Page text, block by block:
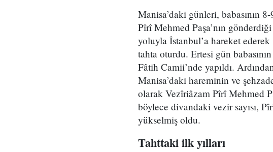
Manisa’daki günleri, babasının
Pîrî Mehmed Paşa’nın
yoluyla İstanbul’a hareket
tahta oturdu. Ertesi gün
Fâtih Camii’nde yapıldı.
Manisa’daki hareminin ve
olarak Vezîriâzam Pîrî Mehmed
böylece divandaki vezir sayısı,
yükselmiş oldu.
Tahttaki ilk yılları